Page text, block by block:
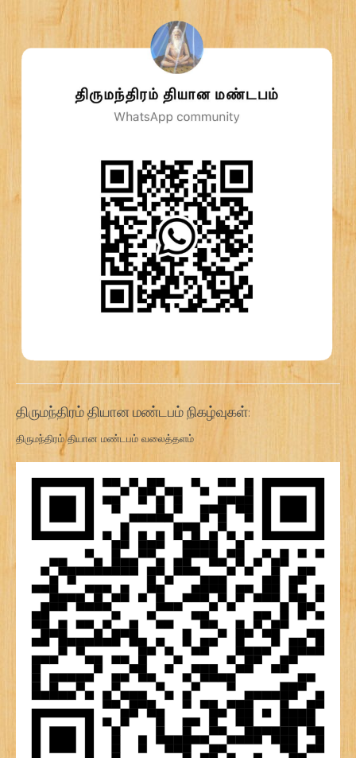
திருமந்திரம் தியான மண்டபம் நிகழ்வுகள்:
திருமந்திரம் தியான மண்டபம் வலைத்தளம்